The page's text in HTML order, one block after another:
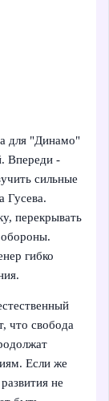
для "Динамо"
Впереди -
сильные
Гусева.
перекрывать
гибко
что свобода
Если же
не